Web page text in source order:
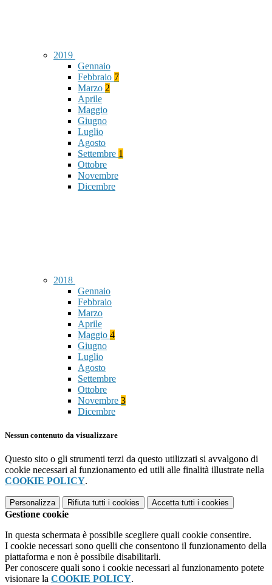
2019
Gennaio
Febbraio 7
Marzo 2
Aprile
Maggio
Giugno
Luglio
Agosto
Settembre 1
Ottobre
Novembre
Dicembre
2018
Gennaio
Febbraio
Marzo
Aprile
Maggio 4
Giugno
Luglio
Agosto
Settembre
Ottobre
Novembre 3
Dicembre
Nessun contenuto da visualizzare
Questo sito o gli strumenti terzi da questo utilizzati si avvalgono di
cookie necessari al funzionamento ed utili alle finalità illustrate nella
COOKIE POLICY.
Personalizza Rifiuta tutti i cookies Accetta tutti i cookies
Gestione cookie
In questa schermata è possibile scegliere quali cookie consentire.
I cookie necessari sono quelli che consentono il funzionamento della
piattaforma e non è possibile disabilitarli.
Per conoscere quali sono i cookie necessari al funzionamento potete
visionare la COOKIE POLICY.